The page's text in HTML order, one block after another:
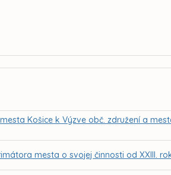
Košice k Výzve obč. združení a
mesta o svojej činnosti od XXIII.